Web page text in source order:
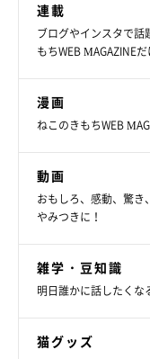
連載
ブログやインスタで話
もちWEB MAGAZINEだ
漫画
ねこのきもちWEB
動画
おもしろ、感動、驚
やみつきに！
雑学・豆知識
明日誰かに話したくな
猫グッズ